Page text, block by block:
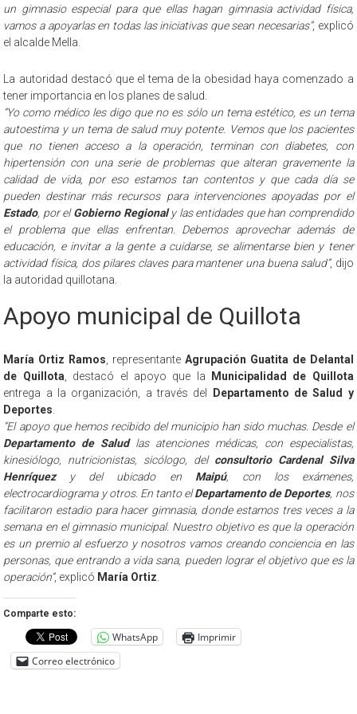
un gimnasio especial para que ellas hagan gimnasia actividad física,
vamos a apoyarlas en todas las iniciativas que sean necesarias”, explicó
el alcalde Mella.
La autoridad destacó que el tema de la obesidad haya comenzado a
tener importancia en los planes de salud.
“Yo como médico les digo que no es sólo un tema estético, es un tema
autoestima y un tema de salud muy potente. Vemos que los pacientes
que no tienen acceso a la operación, terminan con diabetes, con
hipertensión con una serie de problemas que alteran gravemente la
calidad de vida, por eso estamos tan contentos y que cada día se
pueden destinar más recursos para intervenciones apoyadas por el
Estado, por elGobierno Regionaly las entidades que han comprendido
el problema que ellas enfrentan. Debemos aprovechar además de
educación, e invitar a la gente a cuidarse, se alimentarse bien y tener
actividad física, dos pilares claves para mantener una buena salud”, dijo
la autoridad quillotana.
Apoyo municipal de Quillota
María Ortiz Ramos, representante Agrupación Guatita de Delantal
de Quillota, destacó el apoyo que la
Municipalidad de Quillota
entrega a la organización, a través del
Departamento de Salud y
Deportes.
“El apoyo que hemos recibido del municipio han sido muchas. Desde el
Departamento de Saludlas atenciones médicas, con especialistas,
kinesiólogo, nutricionistas, sicólogo, del consultorio Cardenal Silva
Henríquezy del ubicado en Maipú, con los exámenes,
electrocardiograma y otros. En tanto elDepartamento de Deportes, nos
facilitaron estadio para hacer gimnasia, donde estamos tres veces a la
semana en el gimnasio municipal. Nuestro objetivo es que la operación
es un premio al esfuerzo y nosotros vamos creando conciencia en las
personas, que entrando a vida sana, pueden lograr el objetivo que es la
operación”, explicó María Ortiz.
Comparte esto:
WhatsApp
Imprimir
Correo electrónico